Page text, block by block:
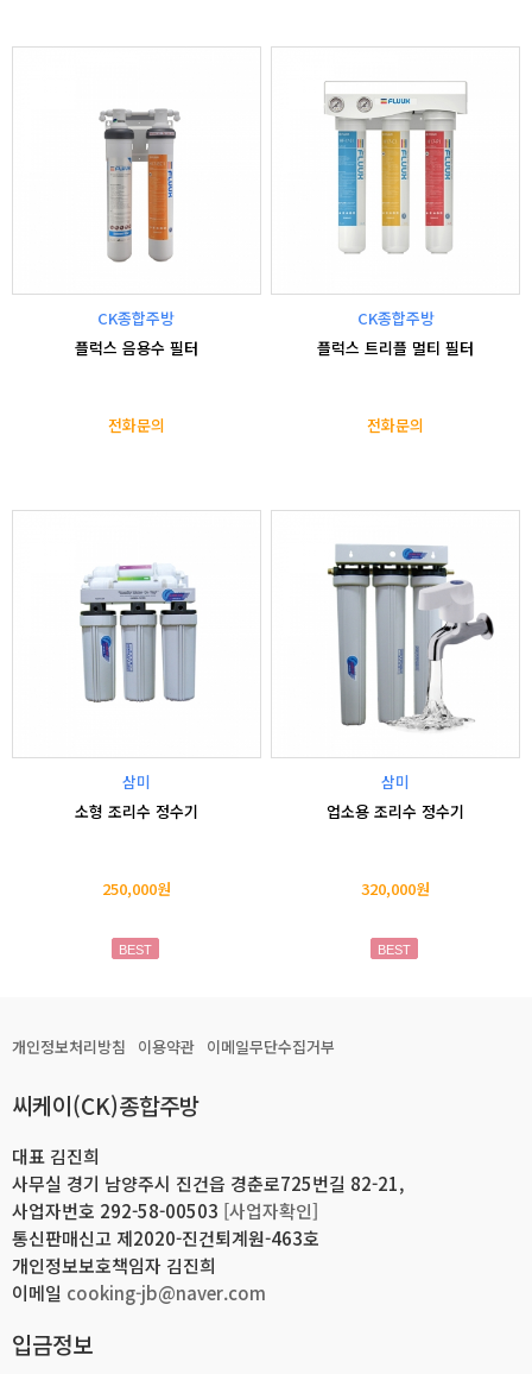
CK종합주방
플럭스 음용수 필터
전화문의
CK종합주방
플럭스 트리플 멀티 필터
전화문의
삼미
소형 조리수 정수기
250,000원
BEST
삼미
업소용 조리수 정수기
320,000원
BEST
개인정보처리방침 이용약관 이메일무단수집거부
씨케이(CK)종합주방
대표 김진희
사무실 경기 남양주시 진건읍 경춘로725번길 82-21,
사업자번호 292-58-00503 [사업자확인]
통신판매신고 제2020-진건퇴계원-463호
개인정보보호책임자 김진희
이메일 cooking-jb@naver.com
입금정보